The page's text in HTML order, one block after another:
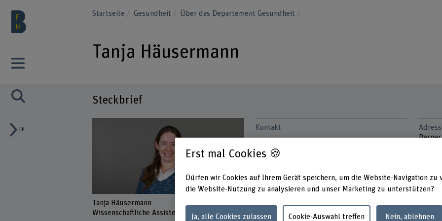
DE
Startseite Gesundheit Über das Departement Gesundheit
Tanja Häusermann
Steckbrief
Tanja Häusermann
Wissenschaftliche Assistentin
Kontakt
E-Mail anzeigen
www.bfh.ch/de/tanja-haeusermann
Links
Berner
3012
Erst mal Cookies 🍪
Dürfen wir Cookies auf Ihrem Gerät speichern, um die Website-Navigation zu
die Website-Nutzung zu analysieren und unser Marketing zu unterstützen?
Ja, alle Cookies zulassen Cookie-Auswahl treffen Nein, ablehnen